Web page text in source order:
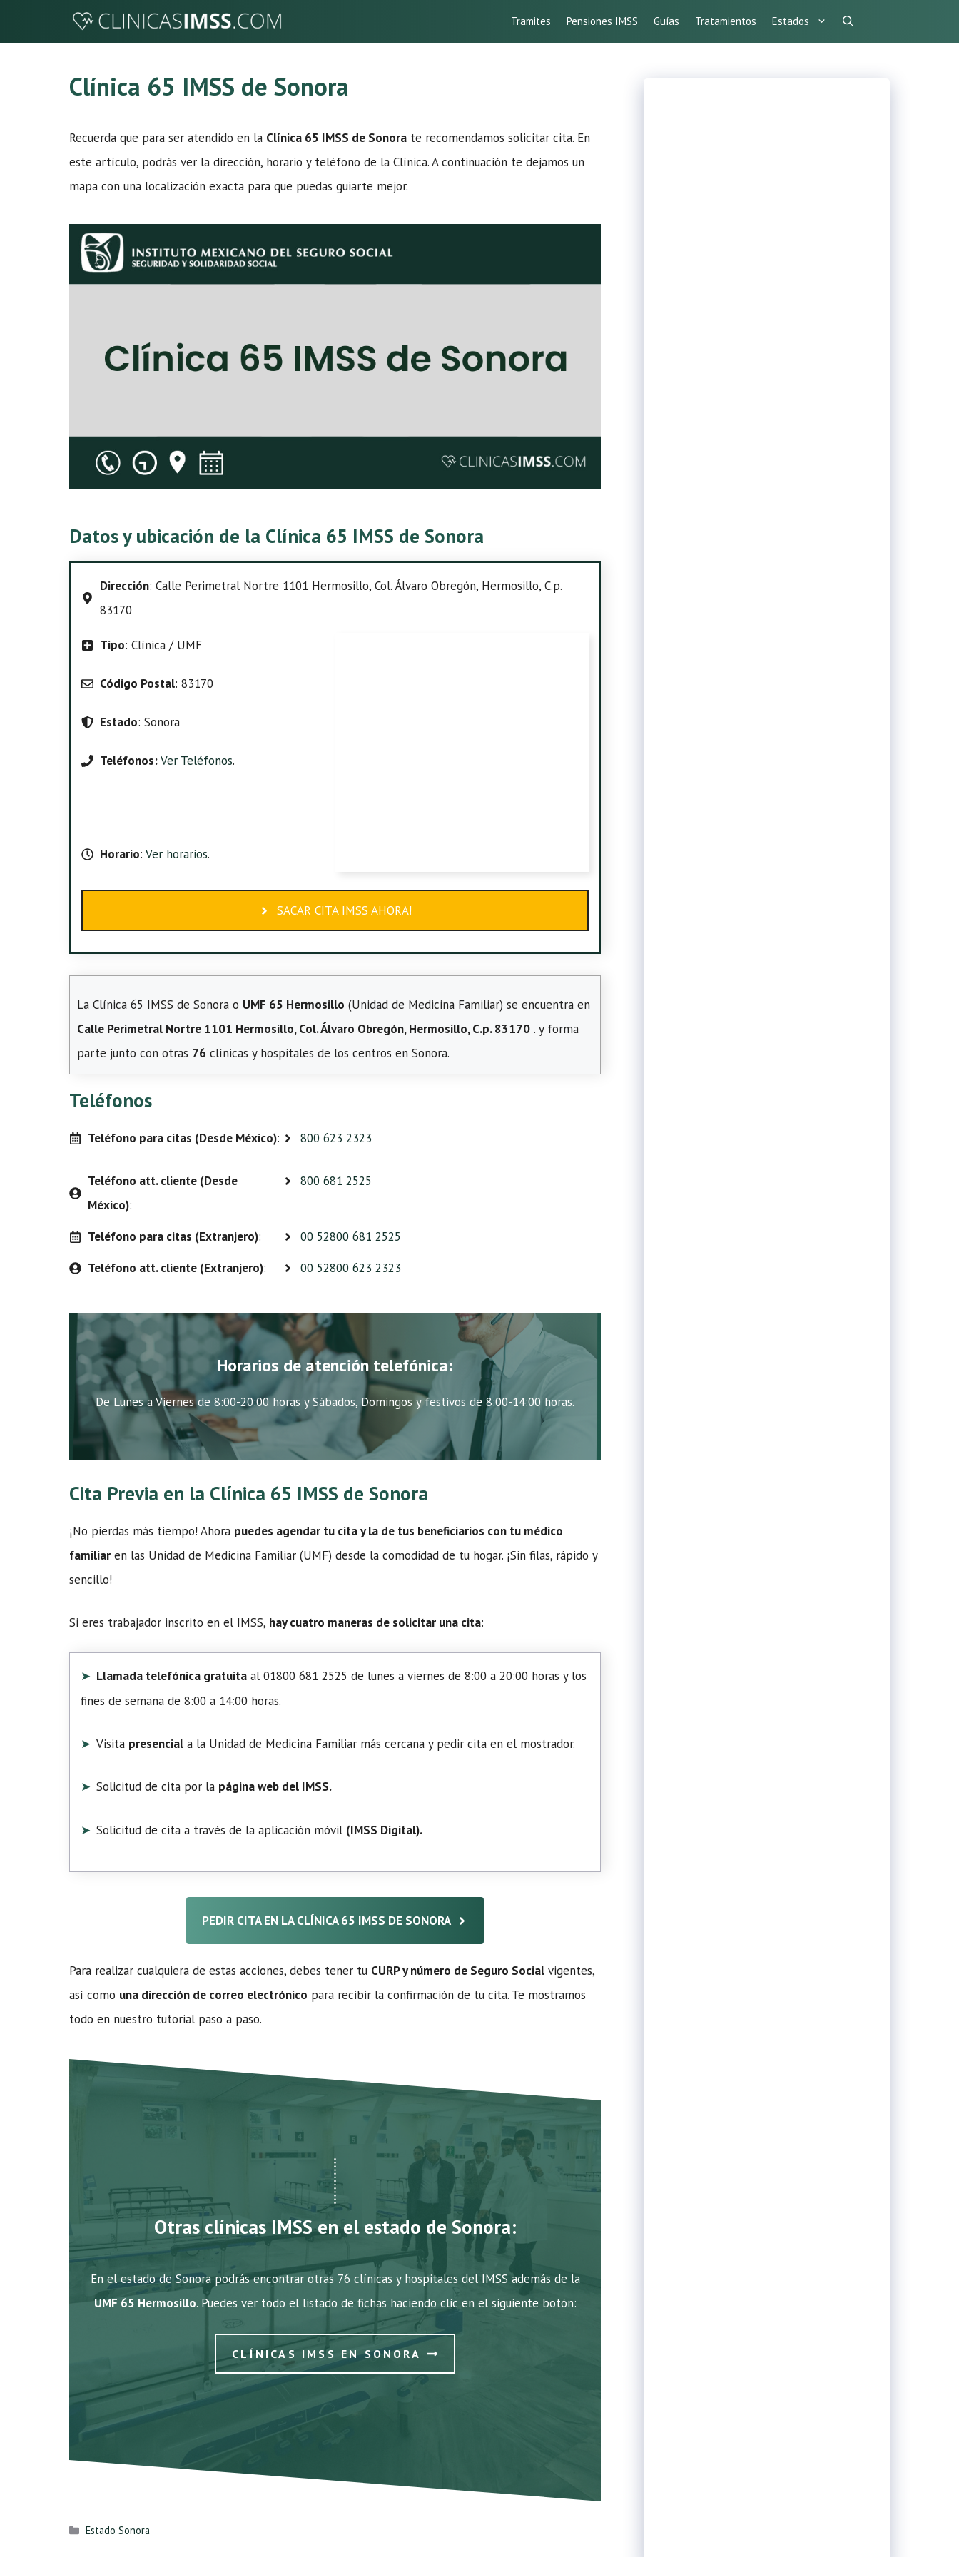
Tramites Pensiones IMSS Guías Tratamientos Estados
Clínica 65 IMSS de Sonora
Recuerda que para ser atendido en la Clínica 65 IMSS de Sonora te recomendamos solicitar cita. En
este artículo, podrás ver la dirección, horario y teléfono de la Clínica. A continuación te dejamos un
mapa con una localización exacta para que puedas guiarte mejor.
Datos y ubicación de la Clínica 65 IMSS de Sonora
Dirección: Calle Perimetral Nortre 1101 Hermosillo, Col. Álvaro Obregón, Hermosillo, C.p.
83170
Tipo: Clínica / UMF
Código Postal: 83170
Estado: Sonora
Teléfonos:Ver Teléfonos.
Horario: Ver horarios.
SACAR CITA IMSS AHORA!
La Clínica 65 IMSS de Sonora o UMF 65 Hermosillo (Unidad de Medicina Familiar) se encuentra en
Calle Perimetral Nortre 1101 Hermosillo, Col. Álvaro Obregón, Hermosillo, C.p. 83170 . y forma
parte junto con otras 76 clínicas y hospitales de los centros en Sonora.
Teléfonos
Teléfono para citas (Desde México): 800 623 2323
Teléfono att. cliente (Desde
México):
800 681 2525
Teléfono para citas (Extranjero):
00 52800 681 2525
Teléfono att. cliente (Extranjero): 00 52800 623 2323
Horarios de atención telefónica:
De Lunes a Viernes de 8:00-20:00 horas y Sábados, Domingos y festivos de 8:00-14:00 horas.
Cita Previa en la Clínica 65 IMSS de Sonora
¡No pierdas más tiempo! Ahora puedes agendar tu cita y la de tus beneficiarios con tu médico
familiar en las Unidad de Medicina Familiar (UMF) desde la comodidad de tu hogar. ¡Sin filas, rápido y
sencillo!
Si eres trabajador inscrito en el IMSS, hay cuatro maneras de solicitar una cita:
Llamada telefónica gratuita al 01800 681 2525 de lunes a viernes de 8:00 a 20:00 horas y los
fines de semana de 8:00 a 14:00 horas.
Visita presencial a la Unidad de Medicina Familiar más cercana y pedir cita en el mostrador.
Solicitud de cita por la página web del IMSS.
Solicitud de cita a través de la aplicación móvil (IMSS Digital).
PEDIR CITA EN LA CLÍNICA 65 IMSS DE SONORA
Para realizar cualquiera de estas acciones, debes tener tu CURP y número de Seguro Social vigentes,
así como una dirección de correo electrónico para recibir la confirmación de tu cita. Te mostramos
todo en nuestro tutorial paso a paso.
Otras clínicas IMSS en el estado de Sonora:
En el estado de Sonora podrás encontrar otras 76 clínicas y hospitales del IMSS además de la
UMF 65 Hermosillo. Puedes ver todo el listado de fichas haciendo clic en el siguiente botón:
CLÍNICAS IMSS EN SONORA
Categorías
Estado Sonora